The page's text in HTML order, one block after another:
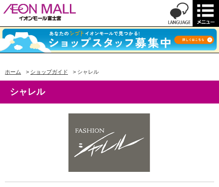
ホーム > ショップガイド > シャレル
シャレル